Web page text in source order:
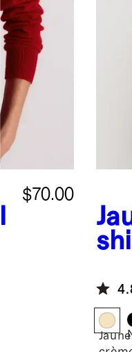
$70.00
Jaune